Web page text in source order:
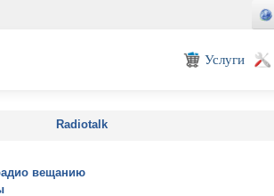
Услуги
Radiotalk
вещанию